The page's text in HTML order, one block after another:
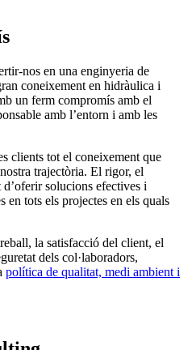
nos en una enginyeria de
coneixement en hidràulica i
un ferm compromís amb el
amb l’entorn i amb les
clients tot el coneixement que
trajectòria. El rigor, el
solucions efectives i
en tots els projectes en els quals
la satisfacció del client, el
dels col·laboradors,
política de qualitat, medi ambient i